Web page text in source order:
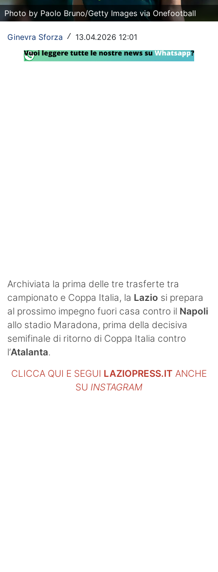
Altri Sport
Tennis
Photo by Paolo Bruno/Getty Images via Onefootball
Ginevra Sforza / 13.04.2026 12:01
Archiviata la prima delle tre trasferte tra
campionato e Coppa Italia, la Lazio si prepara
al prossimo impegno fuori casa contro il Napoli
allo stadio Maradona, prima della decisiva
semifinale di ritorno di Coppa Italia contro
l’Atalanta.
CLICCA QUI E SEGUI LAZIOPRESS.IT ANCHE
SU INSTAGRAM